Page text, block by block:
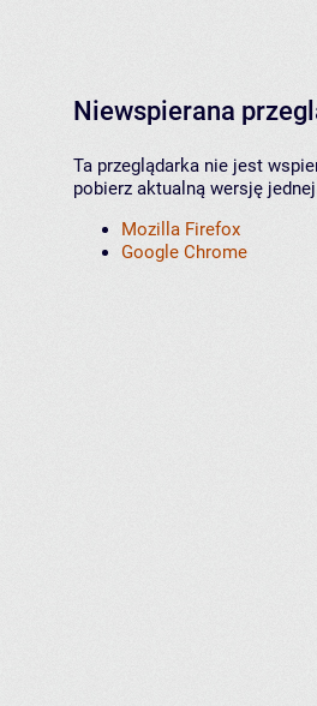
Niewspierana
Ta przeglądarka nie jest
pobierz aktualną wersję
Mozilla Firefox
Google Chrome